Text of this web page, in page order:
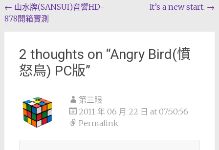
Post
navigation
← 山水牌(SANSUI)音響HD-
878開箱實測
It’s a new start. →
2 thoughts on “Angry Bird(憤
怒鳥) PC版”
第三眼
2011 年 06 月 22 日 at 07:50:56
Permalink